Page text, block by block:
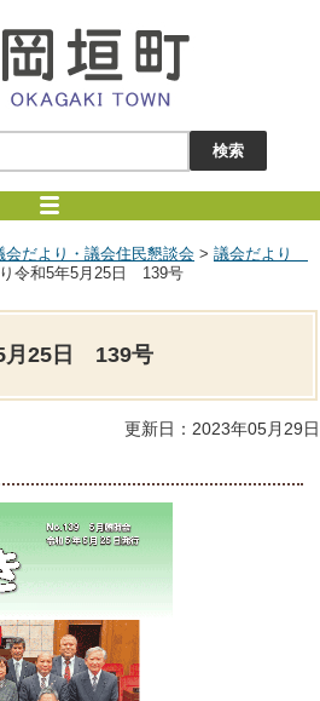
会だより・議会住民懇談会 > 議会だより
令和5年5月25日 139号
月25日 139号
更新日：2023年05月29日